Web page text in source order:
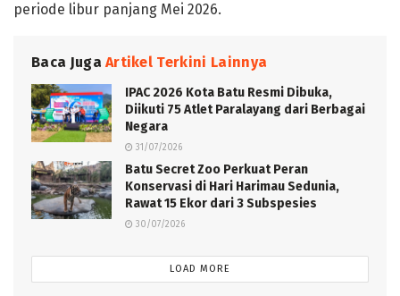
periode libur panjang Mei 2026.
Baca Juga Artikel Terkini Lainnya
IPAC 2026 Kota Batu Resmi Dibuka,
Diikuti 75 Atlet Paralayang dari Berbagai
Negara
31/07/2026
‎Batu Secret Zoo Perkuat Peran
Konservasi di Hari Harimau Sedunia,
Rawat 15 Ekor dari 3 Subspesies
30/07/2026
LOAD MORE